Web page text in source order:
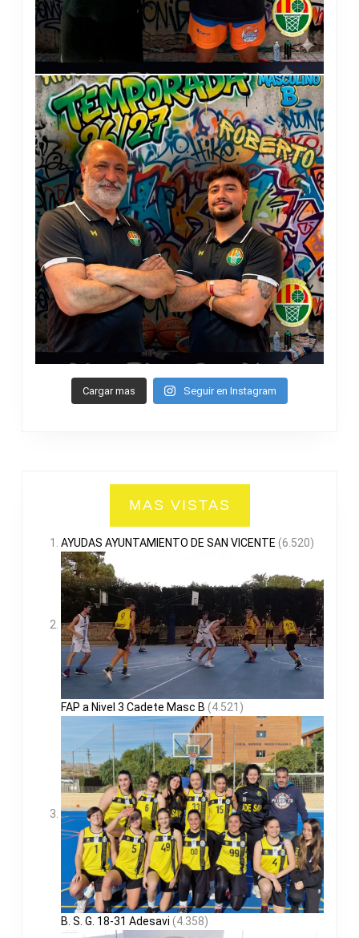
Cargar mas Seguir en Instagram
MAS VISTAS
AYUDAS AYUNTAMIENTO DE SAN VICENTE (6.520)
FAP a Nivel 3 Cadete Masc B (4.521)
B. S. G. 18-31 Adesavi (4.358)